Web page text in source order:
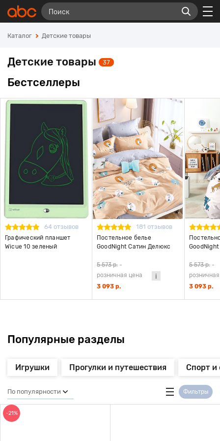
Каталог Детские товары
Детские товары 37
Бестселлеры
64 отзывов
Графический планшет
Wicue 10 зеленый
181 отзывов
Постельное белье
GoodNight Сатин Делюкс
нав. 50х70)
5 573 р. -
розничная цена
3 093 р.
нав.
5 573 р. -
3 093 р.
Популярные разделы
Игрушки Прогулки и путешествия Спорт и
По популярности Фильтры
-21%